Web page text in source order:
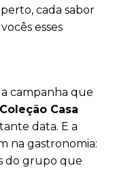
cada sabor
esses
campanha que
Coleção Casa
data. E a
na gastronomia:
do grupo que